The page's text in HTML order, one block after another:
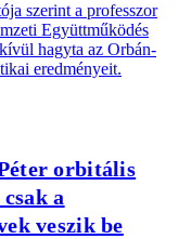
szerint a professzor
Együttműködés
hagyta az Orbán-
eredményeit.
orbitális
a
veszik be